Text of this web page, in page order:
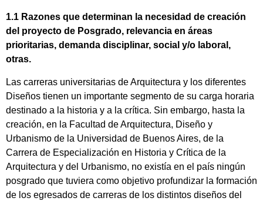
1.1 Razones que determinan la necesidad de creación
del proyecto de Posgrado, relevancia en áreas
prioritarias, demanda disciplinar, social y/o laboral,
otras.
Las carreras universitarias de Arquitectura y los diferentes
Diseños tienen un importante segmento de su carga horaria
destinado a la historia y a la crítica. Sin embargo, hasta la
creación, en la Facultad de Arquitectura, Diseño y
Urbanismo de la Universidad de Buenos Aires, de la
Carrera de Especialización en Historia y Crítica de la
Arquitectura y del Urbanismo, no existía en el país ningún
posgrado que tuviera como objetivo profundizar la formación
de los egresados de carreras de los distintos diseños del